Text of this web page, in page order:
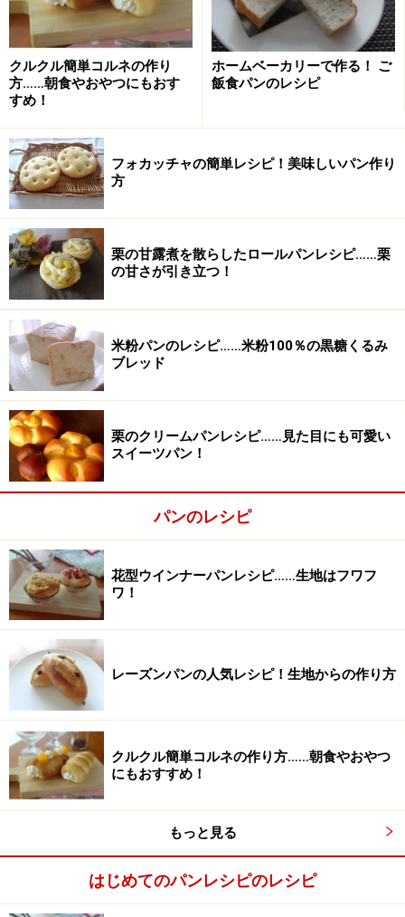
桜あんのねじりパンの作り方・手順
■生地を作る
「基本の丸パン」の工程を参考に1次発酵までを終え
る。
■分割・丸め
2
分割をする
発酵完了した生地を計量し、8個に分割します。
その際、スケッパーで生地をいためないように気をつけ
ましょう。
クルクル簡単コルネの作り
方……朝食やおやつにもおす
すめ！
ホームベーカリーで作る！ ご
飯食パンのレシピ
フォカッチャの簡単レシピ！美味しいパン作り
方
栗の甘露煮を散らしたロールパンレシピ……栗
の甘さが引き立つ！
米粉パンのレシピ……米粉100％の黒糖くるみ
ブレッド
栗のクリームパンレシピ……見た目にも可愛い
スイーツパン！
パンのレシピ
花型ウインナーパンレシピ……生地はフワフ
ワ！
レーズンパンの人気レシピ！生地からの作り方
クルクル簡単コルネの作り方……朝食やおやつ
にもおすすめ！
もっと見る
はじめてのパンレシピのレシピ